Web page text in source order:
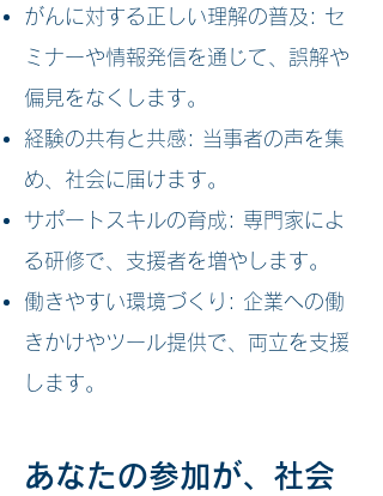
がんに対する正しい理解の普及: セ
ミナーや情報発信を通じて、誤解や
偏見をなくします。
経験の共有と共感: 当事者の声を集
め、社会に届けます。
サポートスキルの育成: 専門家によ
る研修で、支援者を増やします。
働きやすい環境づくり: 企業への働
きかけやツール提供で、両立を支援
します。
あなたの参加が、社会